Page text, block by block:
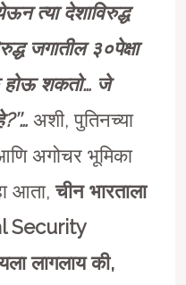
त्या देशाविरुद्ध
जगातील ३०पेक्षा
होऊ शकतो… जे
अशी, पुतिनच्या
अगोचर भूमिका
आता,चीन भारताला
Security
लागलाय की,